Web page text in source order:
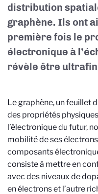
distribution
graphène. Ils ont
première fois le
électronique à
révèle être
Le graphène, un feuillet
des propriétés
l’électronique du futur,
mobilité de ses
composants
consiste à mettre en
avec des niveaux de
en électrons et l’autre